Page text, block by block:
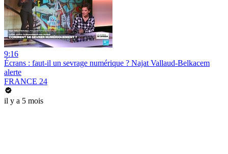
9:16
Écrans : faut-il un sevrage numérique ? Najat Vallaud-Belkacem
alerte
FRANCE 24
il y a 5 mois